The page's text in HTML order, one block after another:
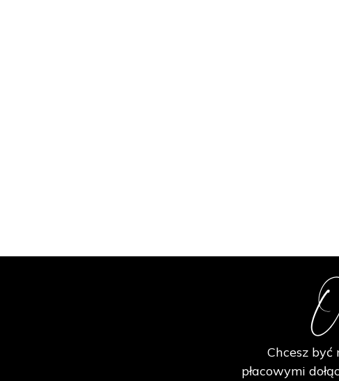
Chcesz
płacowymi